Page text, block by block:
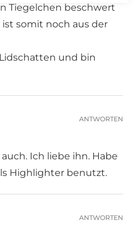
Tiegelchen beschwert
ist somit noch aus der
und bin
Ich liebe ihn. Habe
Highlighter benutzt.
ANTWORTEN
ANTWORTEN